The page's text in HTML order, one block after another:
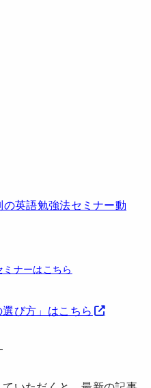
英語勉強法セミナー動
ナーはこちら
び方」はこちら